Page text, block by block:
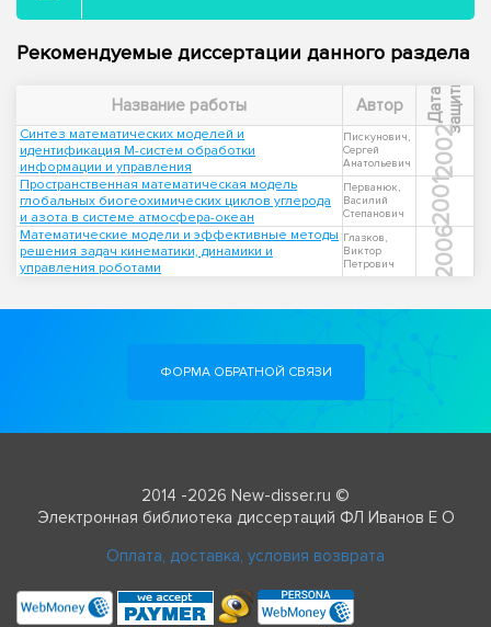
Рекомендуемые диссертации данного раздела
Название работы Автор Д
а
т
а
з
а
щ
и
т ы
Синтез математических моделей и
идентификация М-систем обработки
информации и управления
Пискунович,
Сергей
Анатольевич
2002
Пространственная математическая модель
глобальных биогеохимических циклов углерода
и азота в системе атмосфера-океан
Перванюк,
Василий
Степанович
2001
Математические модели и эффективные методы
решения задач кинематики, динамики и
управления роботами
Глазков,
Виктор
Петрович
2006
ФОРМА ОБРАТНОЙ СВЯЗИ
2014 -2026 New-disser.ru ©
Электронная библиотека диссертаций ФЛ Иванов Е О
Оплата, доставка, условия возврата